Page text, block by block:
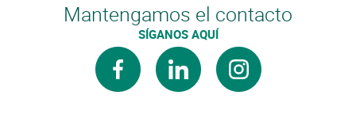
Mantengamos el contacto
SÍGANOS AQUÍ
facebooklinkedin instagram